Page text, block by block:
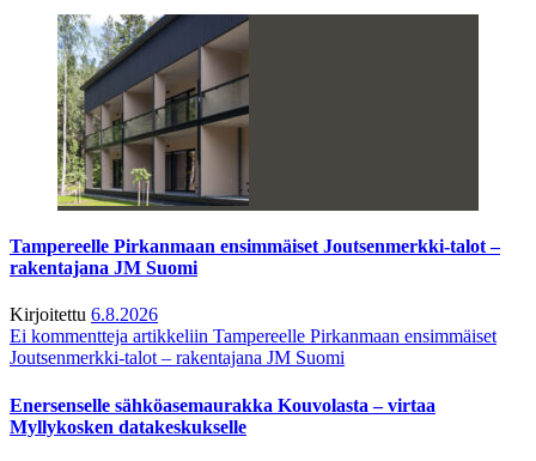
Tampereelle Pirkanmaan ensimmäiset Joutsenmerkki-talot –
rakentajana JM Suomi
Kirjoitettu 6.8.2026
Ei kommentteja artikkeliin Tampereelle Pirkanmaan ensimmäiset
Joutsenmerkki-talot – rakentajana JM Suomi
Enersenselle sähköasemaurakka Kouvolasta – virtaa
Myllykosken datakeskukselle